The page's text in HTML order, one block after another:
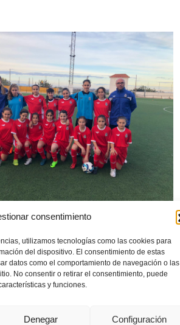
consentimiento
utilizamos tecnologías como las cookies para
del dispositivo. El consentimiento de estas
datos como el comportamiento de navegación o las
No consentir o retirar el consentimiento, puede
y funciones.
Denegar Configuración
Las valencianas están citadas a las
Silos’ de la localidad de Burjassot
concentración del Campeonato a la
horas del viernes ante la Selección
Pinatar, para posteriormente medirse,
vespertino (18:15 horas), las